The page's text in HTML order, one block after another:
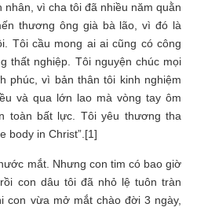
vì cha tôi đã nhiều năm quằn
thương ông già bà lão, vì đó là
Tôi cầu mong ai ai cũng có công
thất nghiệp. Tôi nguyện chúc mọi
phúc, vì bản thân tôi kinh nghiệm
và qua lớn lao mà vòng tay ôm
toàn bất lực. Tôi yêu thương tha
body in Christ”.[1]
mắt. Nhưng con tim có bao giờ
con dâu tôi đã nhỏ lệ tuôn tràn
con vừa mở mắt chào đời 3 ngày,